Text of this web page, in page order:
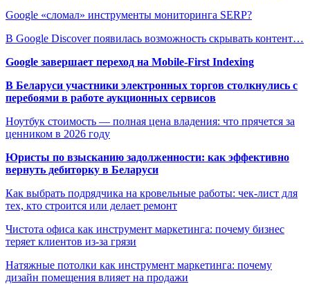
Google «сломал» инструменты мониторинга SERP?
В Google Discover появилась возможность скрывать контент…
Google завершает переход на Mobile-First Indexing
В Беларуси участники электронных торгов столкнулись с
перебоями в работе аукционных сервисов
Ноутбук стоимость — полная цена владения: что прячется за
ценником в 2026 году
Юристы по взысканию задолженности: как эффективно
вернуть дебиторку в Беларуси
Как выбрать подрядчика на кровельные работы: чек-лист для
тех, кто строится или делает ремонт
Чистота офиса как инструмент маркетинга: почему бизнес
теряет клиентов из-за грязи
Натяжные потолки как инструмент маркетинга: почему
дизайн помещения влияет на продажи